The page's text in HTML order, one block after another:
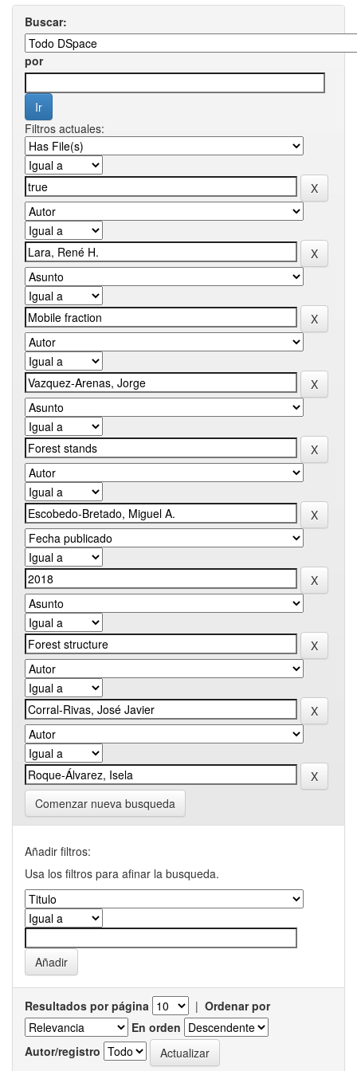
Buscar:
por
Filtros actuales:
Comenzar nueva busqueda
Añadir filtros:
Usa los filtros para afinar la busqueda.
Resultados por página | Ordenar por
En orden
Autor/registro